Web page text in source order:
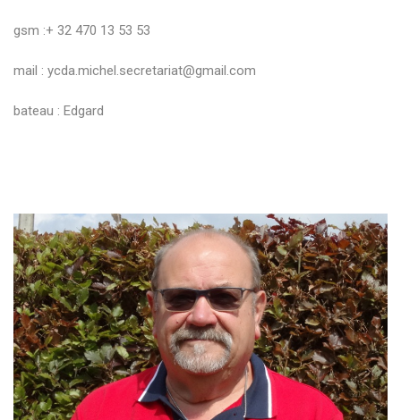
gsm :+ 32 470 13 53 53
mail : ycda.michel.secretariat@gmail.com
bateau : Edgard